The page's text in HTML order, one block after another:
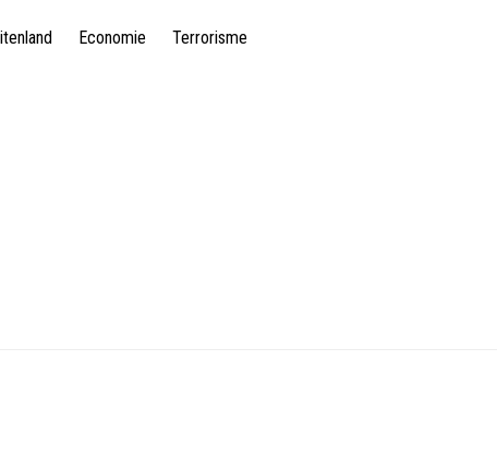
Economie Terrorisme